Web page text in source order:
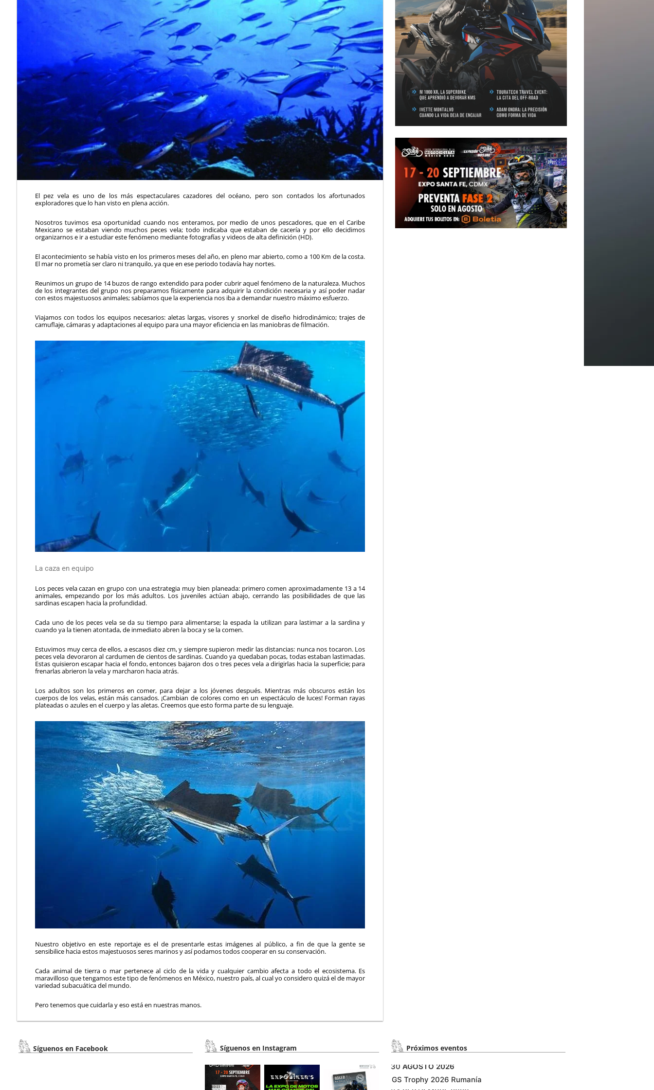
El pez vela es uno de los más espectaculares cazadores del océano, pero son contados los afortunados
exploradores que lo han visto en plena acción.
Nosotros tuvimos esa oportunidad cuando nos enteramos, por medio de unos pescadores, que en el Caribe
Mexicano se estaban viendo muchos peces vela; todo indicaba que estaban de cacería y por ello decidimos
organizarnos e ir a estudiar este fenómeno mediante fotografías y videos de alta definición (HD).
El acontecimiento se había visto en los primeros meses del año, en pleno mar abierto, como a 100 Km de la costa.
El mar no prometía ser claro ni tranquilo, ya que en ese periodo todavía hay nortes.
Reunimos un grupo de 14 buzos de rango extendido para poder cubrir aquel fenómeno de la naturaleza. Muchos
de los integrantes del grupo nos preparamos físicamente para adquirir la condición necesaria y así poder nadar
con estos majestuosos animales; sabíamos que la experiencia nos iba a demandar nuestro máximo esfuerzo.
Viajamos con todos los equipos necesarios: aletas largas, visores y snorkel de diseño hidrodinámico; trajes de
camuflaje, cámaras y adaptaciones al equipo para una mayor eficiencia en las maniobras de filmación.
La caza en equipo
Los peces vela cazan en grupo con una estrategia muy bien planeada: primero comen aproximadamente 13 a 14
animales, empezando por los más adultos. Los juveniles actúan abajo, cerrando las posibilidades de que las
sardinas escapen hacia la profundidad.
Cada uno de los peces vela se da su tiempo para alimentarse; la espada la utilizan para lastimar a la sardina y
cuando ya la tienen atontada, de inmediato abren la boca y se la comen.
Estuvimos muy cerca de ellos, a escasos diez cm, y siempre supieron medir las distancias: nunca nos tocaron. Los
peces vela devoraron al cardumen de cientos de sardinas. Cuando ya quedaban pocas, todas estaban lastimadas.
Estas quisieron escapar hacia el fondo, entonces bajaron dos o tres peces vela a dirigirlas hacia la superficie; para
frenarlas abrieron la vela y marcharon hacia atrás.
Los adultos son los primeros en comer, para dejar a los jóvenes después. Mientras más obscuros están los
cuerpos de los velas, están más cansados. ¡Cambian de colores como en un espectáculo de luces! Forman rayas
plateadas o azules en el cuerpo y las aletas. Creemos que esto forma parte de su lenguaje.
Nuestro objetivo en este reportaje es el de presentarle estas imágenes al público, a fin de que la gente se
sensibilice hacia estos majestuosos seres marinos y así podamos todos cooperar en su conservación.
Cada animal de tierra o mar pertenece al ciclo de la vida y cualquier cambio afecta a todo el ecosistema. Es
maravilloso que tengamos este tipo de fenómenos en México, nuestro país, al cual yo considero quizá el de mayor
variedad subacuática del mundo.
Pero tenemos que cuidarla y eso está en nuestras manos.
Síguenos en Facebook Síguenos en Instagram
Próximos eventos​
30 AGOSTO 2026
GS Trophy 2026 Rumanía